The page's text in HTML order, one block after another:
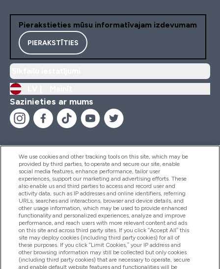
Pierakstieties mūsu informatīvajam izdevumam
PIERAKSTĪTIES
Sazinieties ar mums
Palīdzība Un Informācija
Produkti
Informācija Par Uzņēmumu
Lojalitāte Un Bonusi
We use cookies and other tracking tools on this site, which may be
provided by third parties, to operate and secure our site, enable
social media features, enhance performance, tailor user
experiences, support our marketing and advertising efforts. These
also enable us and third parties to access and record user and
activity data, such as IP addresses and online identifiers, referring
URLs, searches and interactions, browser and device details, and
other usage information, which may be used to provide enhanced
functionality and personalized experiences, analyze and improve
performance, and reach users with more relevant content and ads
on this site and across third party sites. If you click “Accept All” this
site may deploy cookies (including third party cookies) for all of
these purposes. If you click “Limit Cookies,” your IP address and
other browsing information may still be collected but only cookies
(including third party cookies) that are necessary to operate, secure
and enable default website features and functionalities will be